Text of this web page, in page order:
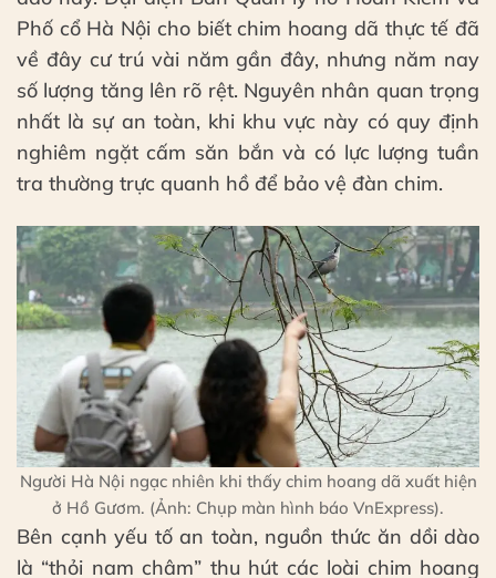
Phố cổ Hà Nội cho biết chim hoang dã thực tế đã
về đây cư trú vài năm gần đây, nhưng năm nay
số lượng tăng lên rõ rệt. Nguyên nhân quan trọng
nhất là sự an toàn, khi khu vực này có quy định
nghiêm ngặt cấm săn bắn và có lực lượng tuần
tra thường trực quanh hồ để bảo vệ đàn chim.
Người Hà Nội ngạc nhiên khi thấy chim hoang dã xuất hiện
ở Hồ Gươm. (Ảnh: Chụp màn hình báo VnExpress).
Bên cạnh yếu tố an toàn, nguồn thức ăn dồi dào
là “thỏi nam châm” thu hút các loài chim hoang